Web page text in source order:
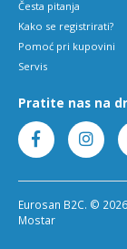
Česta pitanja
Kako se registrirati?
Pomoć pri kupovini
Servis
Pratite nas na
Eurosan B2C. ©
Mostar